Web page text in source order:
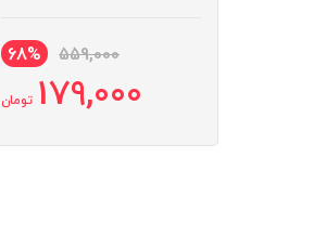
559,000
68%
179,000 تومان